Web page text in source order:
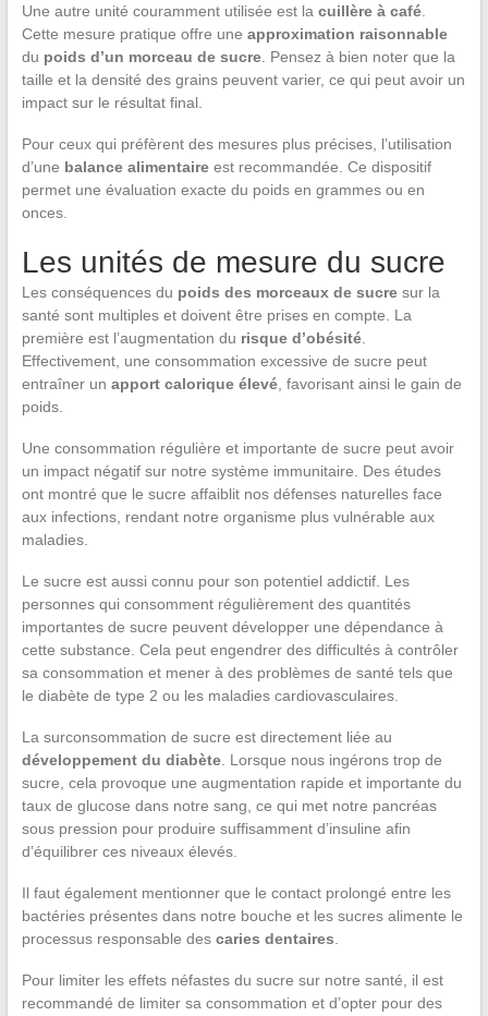
Une autre unité couramment utilisée est la cuillère à café.
Cette mesure pratique offre une approximation raisonnable
du poids d’un morceau de sucre. Pensez à bien noter que la
taille et la densité des grains peuvent varier, ce qui peut avoir un
impact sur le résultat final.
Pour ceux qui préfèrent des mesures plus précises, l’utilisation
d’une balance alimentaireest recommandée. Ce dispositif
permet une évaluation exacte du poids en grammes ou en
onces.
Les unités de mesure du sucre
Les conséquences du poids des morceaux de sucresur la
santé sont multiples et doivent être prises en compte. La
première est l’augmentation du risque d’obésité.
Effectivement, une consommation excessive de sucre peut
entraîner un apport calorique élevé, favorisant ainsi le gain de
poids.
Une consommation régulière et importante de sucre peut avoir
un impact négatif sur notre système immunitaire. Des études
ont montré que le sucre affaiblit nos défenses naturelles face
aux infections, rendant notre organisme plus vulnérable aux
maladies.
Le sucre est aussi connu pour son potentiel addictif. Les
personnes qui consomment régulièrement des quantités
importantes de sucre peuvent développer une dépendance à
cette substance. Cela peut engendrer des difficultés à contrôler
sa consommation et mener à des problèmes de santé tels que
le diabète de type 2 ou les maladies cardiovasculaires.
La surconsommation de sucre est directement liée au
développement du diabète. Lorsque nous ingérons trop de
sucre, cela provoque une augmentation rapide et importante du
taux de glucose dans notre sang, ce qui met notre pancréas
sous pression pour produire suffisamment d’insuline afin
d’équilibrer ces niveaux élevés.
Il faut également mentionner que le contact prolongé entre les
bactéries présentes dans notre bouche et les sucres alimente le
processus responsable des caries dentaires.
Pour limiter les effets néfastes du sucre sur notre santé, il est
recommandé de limiter sa consommation et d’opter pour des